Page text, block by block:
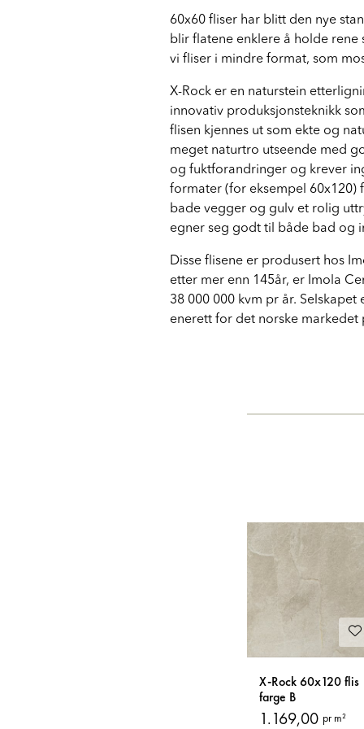
60x60 fliser har blitt den nye
blir flatene enklere å holde
vi fliser i mindre format, som
X-Rock er en naturstein
innovativ produksjonsteknikk
flisen kjennes ut som ekte og
meget naturtro utseende med
og fuktforandringer og krever
formater (for eksempel 60x120)
bade vegger og gulv et rolig
egner seg godt til både bad og
Disse flisene er produsert hos
etter mer enn 145år, er Imola
38 000 000 kvm pr år.
enerett for det norske markedet
X-Rock 60x120 flis
farge B
1.169,00 pr m²